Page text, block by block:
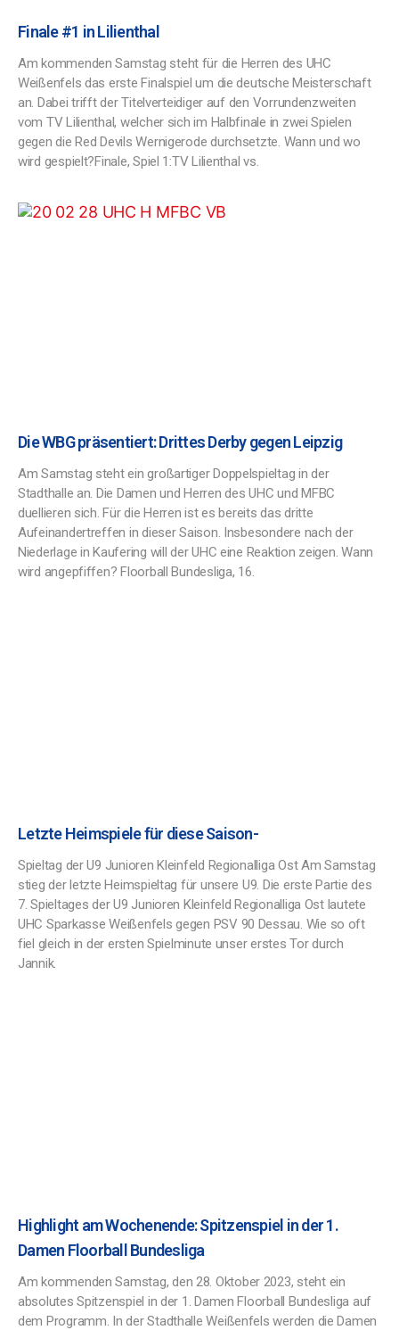
Finale #1 in Lilienthal
Am kommenden Samstag steht für die Herren des UHC
Weißenfels das erste Finalspiel um die deutsche Meisterschaft
an. Dabei trifft der Titelverteidiger auf den Vorrundenzweiten
vom TV Lilienthal, welcher sich im Halbfinale in zwei Spielen
gegen die Red Devils Wernigerode durchsetzte. Wann und wo
wird gespielt?Finale, Spiel 1:TV Lilienthal vs.
Die WBG präsentiert: Drittes Derby gegen Leipzig
Am Samstag steht ein großartiger Doppelspieltag in der
Stadthalle an. Die Damen und Herren des UHC und MFBC
duellieren sich. Für die Herren ist es bereits das dritte
Aufeinandertreffen in dieser Saison. Insbesondere nach der
Niederlage in Kaufering will der UHC eine Reaktion zeigen. Wann
wird angepfiffen? Floorball Bundesliga, 16.
Letzte Heimspiele für diese Saison-
Spieltag der U9 Junioren Kleinfeld Regionalliga Ost Am Samstag
stieg der letzte Heimspieltag für unsere U9. Die erste Partie des
7. Spieltages der U9 Junioren Kleinfeld Regionalliga Ost lautete
UHC Sparkasse Weißenfels gegen PSV 90 Dessau. Wie so oft
fiel gleich in der ersten Spielminute unser erstes Tor durch
Jannik.
Highlight am Wochenende: Spitzenspiel in der 1.
Damen Floorball Bundesliga
Am kommenden Samstag, den 28. Oktober 2023, steht ein
absolutes Spitzenspiel in der 1. Damen Floorball Bundesliga auf
dem Programm. In der Stadthalle Weißenfels werden die Damen